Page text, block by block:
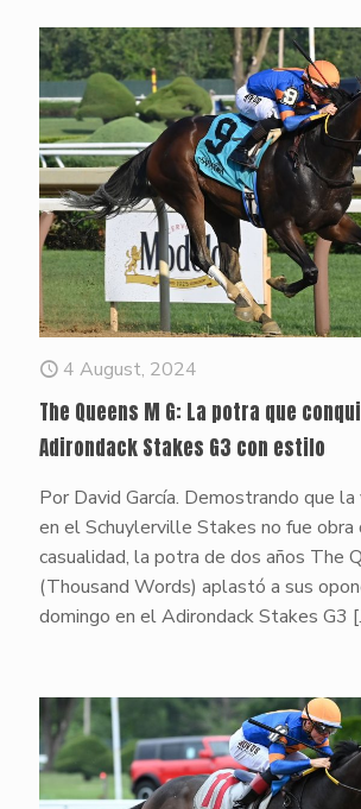
4 August, 2024
The Queens M G: La potra que
Adirondack Stakes G3 con estilo
Por David García. Demostrando que
en el Schuylerville Stakes no fue obra
casualidad, la potra de dos años The
(Thousand Words) aplastó a sus
domingo en el Adirondack Stakes G3